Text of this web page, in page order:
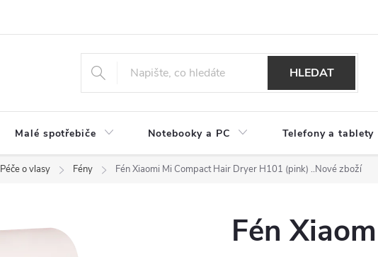
HLEDAT
Malé spotřebiče Notebooky a PC Telefony a tablety
Péče o vlasy Fény Fén Xiaomi Mi Compact Hair Dryer H101 (pink) ..Nové zboží
Fén